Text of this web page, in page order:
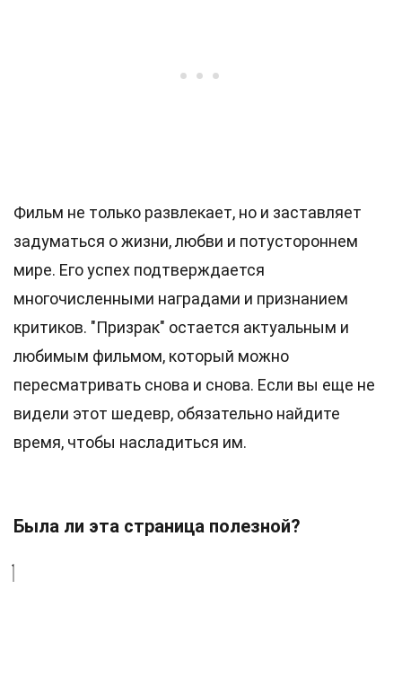
Фильм не только развлекает, но и заставляет
задуматься о жизни, любви и потустороннем
мире. Его успех подтверждается
многочисленными наградами и признанием
критиков. "Призрак" остается актуальным и
любимым фильмом, который можно
пересматривать снова и снова. Если вы еще не
видели этот шедевр, обязательно найдите
время, чтобы насладиться им.
Была ли эта страница полезной?